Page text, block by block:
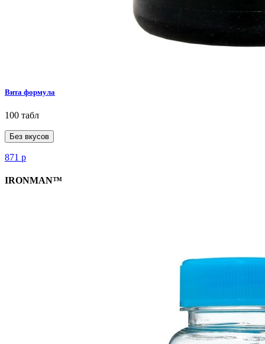
Вита формула
100 табл
Без вкусов
871 р
IRONMAN™